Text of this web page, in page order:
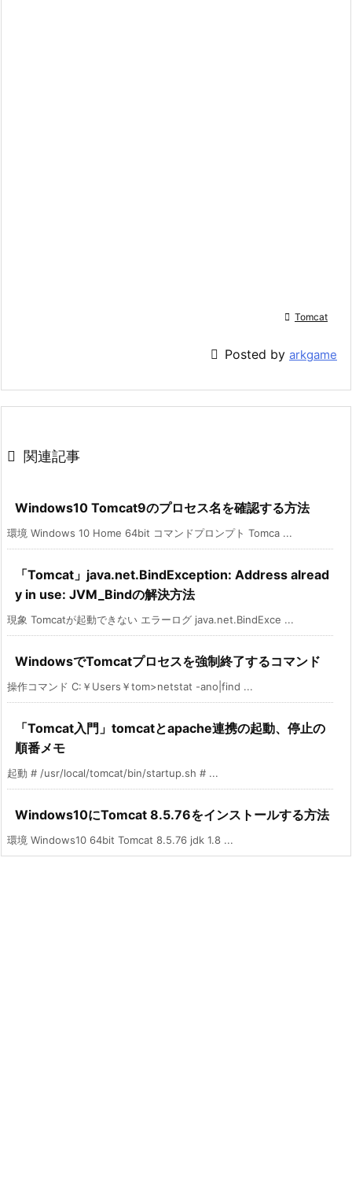
 Tomcat
 Posted by arkgame
 関連記事
Windows10 Tomcat9のプロセス名を確認する方法
環境 Windows 10 Home 64bit コマンドプロンプト Tomca ...
「Tomcat」java.net.BindException: Address alread
y in use: JVM_Bindの解決方法
現象 Tomcatが起動できない エラーログ java.net.BindExce ...
WindowsでTomcatプロセスを強制終了するコマンド
操作コマンド C:￥Users￥tom>netstat -ano|find ...
「Tomcat入門」tomcatとapache連携の起動、停止の
順番メモ
起動 # /usr/local/tomcat/bin/startup.sh # ...
Windows10にTomcat 8.5.76をインストールする方法
環境 Windows10 64bit Tomcat 8.5.76 jdk 1.8 ...